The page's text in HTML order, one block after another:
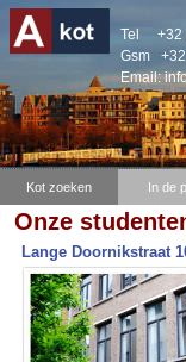
Tel +32
Gsm
Email:
Kot zoeken In de
Onze
Lange Doornikstraat